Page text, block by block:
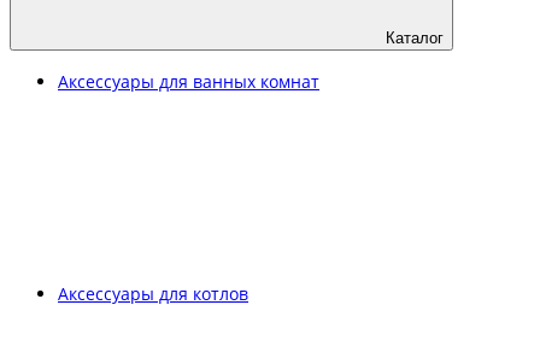
Каталог
Аксессуары для ванных комнат
Аксессуары для котлов